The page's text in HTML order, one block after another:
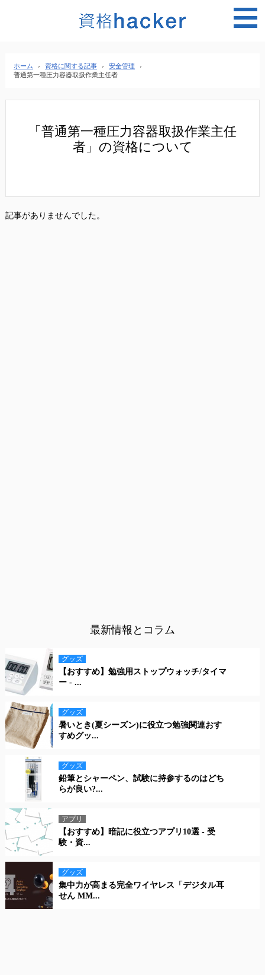
ホーム › 資格に関する記事 › 安全管理
›
普通第一種圧力容器取扱作業主任者
「普通第一種圧力容器取扱作業主任
者」の資格について
記事がありませんでした。
最新情報とコラム
グッズ
【おすすめ】勉強用ストップウォッチ/タイマ
ー - ...
グッズ
暑いとき(夏シーズン)に役立つ勉強関連おす
すめグッ...
グッズ
鉛筆とシャーペン、試験に持参するのはどち
らが良い?...
アプリ
【おすすめ】暗記に役立つアプリ10選 - 受
験・資...
グッズ
集中力が高まる完全ワイヤレス「デジタル耳
せん MM...